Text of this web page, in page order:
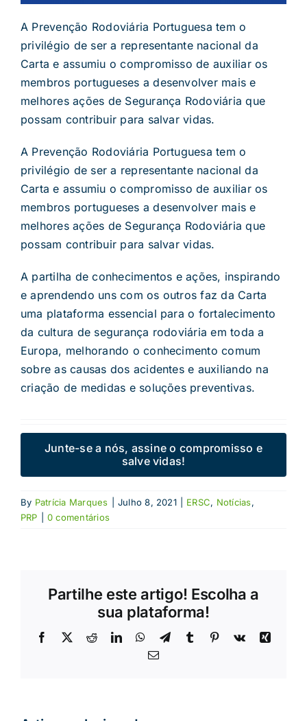
A Prevenção Rodoviária Portuguesa tem o
privilégio de ser a representante nacional da
Carta e assumiu o compromisso de auxiliar os
membros portugueses a desenvolver mais e
melhores ações de Segurança Rodoviária que
possam contribuir para salvar vidas.
A Prevenção Rodoviária Portuguesa tem o
privilégio de ser a representante nacional da
Carta e assumiu o compromisso de auxiliar os
membros portugueses a desenvolver mais e
melhores ações de Segurança Rodoviária que
possam contribuir para salvar vidas.
A partilha de conhecimentos e ações, inspirando
e aprendendo uns com os outros faz da Carta
uma plataforma essencial para o fortalecimento
da cultura de segurança rodoviária em toda a
Europa, melhorando o conhecimento comum
sobre as causas dos acidentes e auxiliando na
criação de medidas e soluções preventivas.
Junte-se a nós, assine o compromisso e
salve vidas!
By Patrícia Marques Julho 8, 2021 ERSC, Notícias,
PRP
0 comentários
Partilhe este artigo! Escolha a
sua plataforma!
Facebook
X RedditLinkedInWhatsApp
TelegramTumblr Pinterest
Vk
Xing
Email